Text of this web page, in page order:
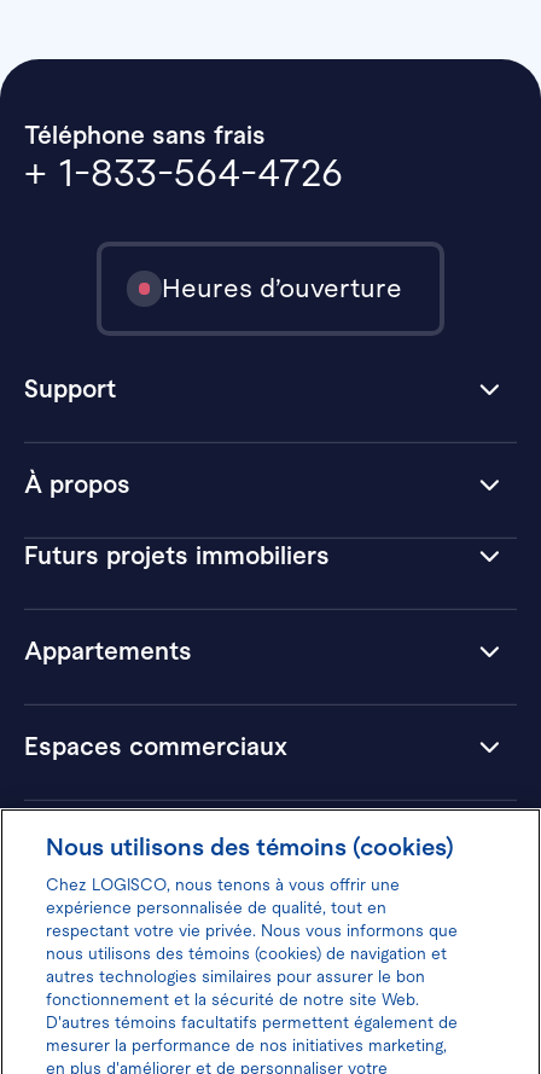
À propos
Futurs projets immobiliers
Appartements
Espaces commerciaux
Hôtels
Téléphone sans frais
+ 1-833-564-4726
Heures d’ouverture
Support
Donnez votre avis pour gagner 100$
Nous utilisons des témoins (cookies)
Chez LOGISCO, nous tenons à vous offrir une
expérience personnalisée de qualité, tout en
respectant votre vie privée. Nous vous informons que
nous utilisons des témoins (cookies) de navigation et
autres technologies similaires pour assurer le bon
fonctionnement et la sécurité de notre site Web.
D'autres témoins facultatifs permettent également de
mesurer la performance de nos initiatives marketing,
en plus d'améliorer et de personnaliser votre